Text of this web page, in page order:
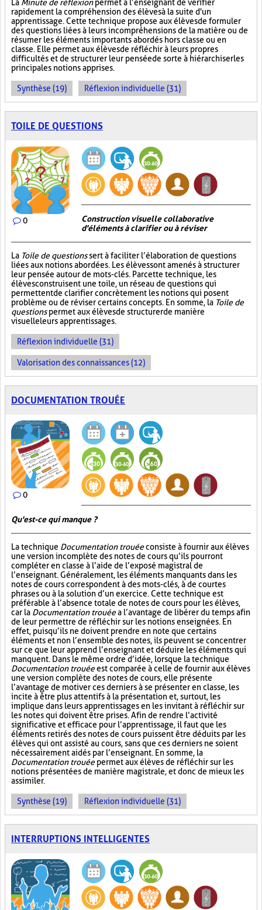
La Minute de réflexionpermet à l’enseignant de vérifier
rapidement la compréhension des élèves à la suite d'un
apprentissage. Cette technique propose aux élèves de formuler
des questions liées à leurs incompréhensions de la matière ou de
résumer les éléments importants abordés hors classe ou en
classe. Elle permet aux élèves de réfléchir à leurs propres
difficultés et de structurer leur pensée de sorte à hiérarchiser les
principales notions apprises.
Synthèse (19) Réflexion individuelle (31)
TOILE DE QUESTIONS
0
Construction visuelle collaborative
d'éléments à clarifier ou à réviser
La Toile de questionssert à faciliter l’élaboration de questions
liées aux notions abordées. Les élèves sont amenés à structurer
leur pensée autour de mots-clés. Par cette technique, les
élèves construisent une toile, un réseau de questions qui
permettent de clarifier concrètement les notions qui posent
problème ou de réviser certains concepts. En somme, la Toile de
questionspermet aux élèves de structurer de manière
visuelle leurs apprentissages.
Réflexion individuelle (31)
Valorisation des connaissances (12)
DOCUMENTATION TROUÉE
0
Qu'est-ce qui manque ?
La technique Documentation trouéeconsiste à fournir aux élèves
une version incomplète des notes de cours qu’ils pourront
compléter en classe à l’aide de l’exposé magistral de
l’enseignant. Généralement, les éléments manquants dans les
notes de cours correspondent à des mots-clés, à de courtes
phrases ou à la solution d’un exercice. Cette technique est
préférable à l’absence totale de notes de cours pour les élèves,
car la Documentation trouéea l’avantage de libérer du temps afin
de leur permettre de réfléchir sur les notions enseignées. En
effet, puisqu’ils ne doivent prendre en note que certains
éléments et non l’ensemble des notes, ils peuvent se concentrer
sur ce que leur apprend l’enseignant et déduire les éléments qui
manquent. Dans le même ordre d’idée, lorsque la technique
Documentation trouéeest comparée à celle de fournir aux élèves
une version complète des notes de cours, elle présente
l’avantage de motiver ces derniers à se présenter en classe, les
incite à être plus attentifs à la présentation et, surtout, les
implique dans leurs apprentissages en les invitant à réfléchir sur
les notes qui doivent être prises. Afin de rendre l’activité
significative et efficace pour l’apprentissage, il faut que les
éléments retirés des notes de cours puissent être déduits par les
élèves qui ont assisté au cours, sans que ces derniers ne soient
nécessairement aidés par l’enseignant. En somme, la
Documentation trouéepermet aux élèves de réfléchir sur les
notions présentées de manière magistrale, et donc de mieux les
assimiler.
Synthèse (19) Réflexion individuelle (31)
INTERRUPTIONS INTELLIGENTES